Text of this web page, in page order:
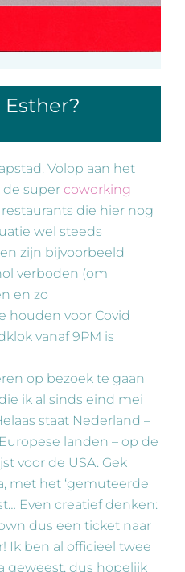
Esther?
Volop aan het
de super coworking
die hier nog
wel steeds
zijn bijvoorbeeld
verboden (om
en zo
houden voor Covid
vanaf 9PM is
op bezoek te gaan
ik al sinds eind mei
staat Nederland –
landen – op de
voor de USA. Gek
met het ‘gemuteerde
Even creatief denken:
dus een ticket naar
Ik ben al officieel twee
geweest, dus hopelijk